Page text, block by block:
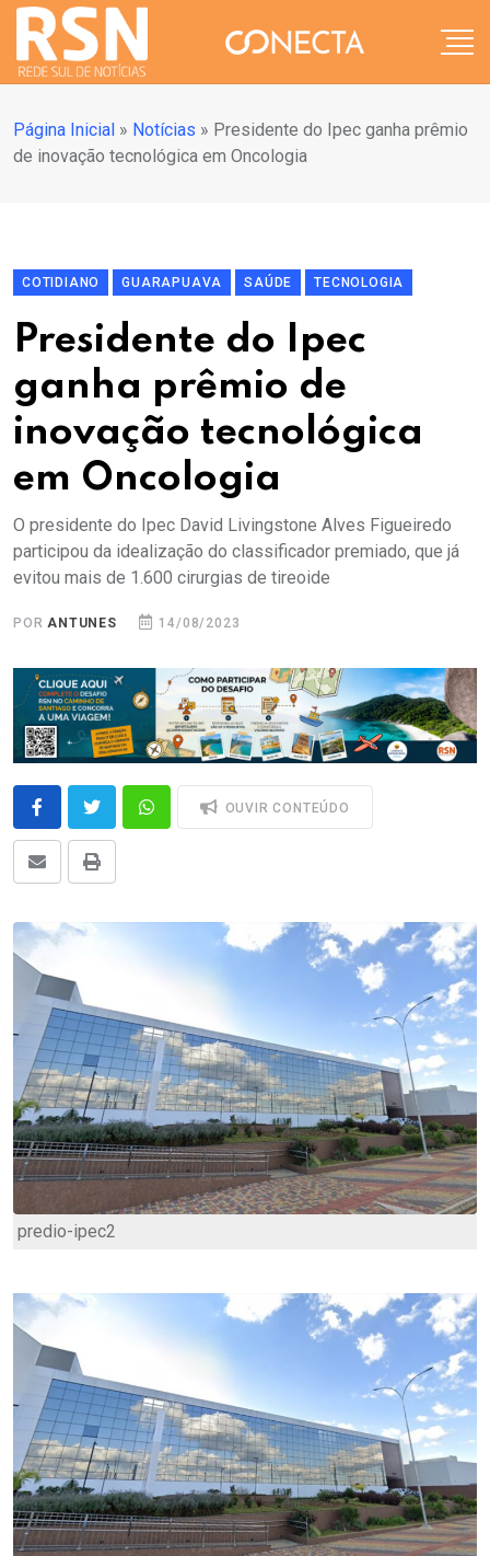
Página Inicial » Notícias » Presidente do Ipec ganha prêmio
de inovação tecnológica em Oncologia
COTIDIANO GUARAPUAVA SAÚDE TECNOLOGIA
Presidente do Ipec
ganha prêmio de
inovação tecnológica
em Oncologia
O presidente do Ipec David Livingstone Alves Figueiredo
participou da idealização do classificador premiado, que já
evitou mais de 1.600 cirurgias de tireoide
PORANTUNES 14/08/2023
OUVIR CONTEÚDO
predio-ipec2